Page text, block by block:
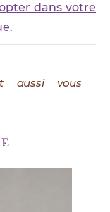
dans votre
aussi vous